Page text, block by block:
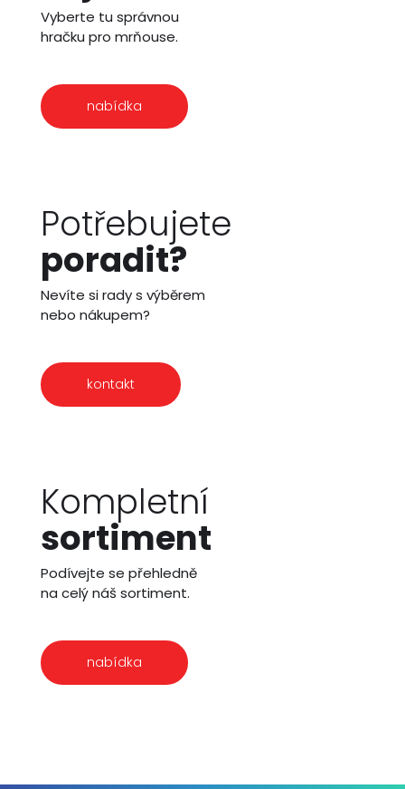
Vyberte tu správnou
hračku pro mrňouse.
nabídka
Potřebujete
poradit?
Nevíte si rady s výběrem
nebo nákupem?
kontakt
Kompletní
sortiment
Podívejte se přehledně
na celý náš sortiment.
nabídka